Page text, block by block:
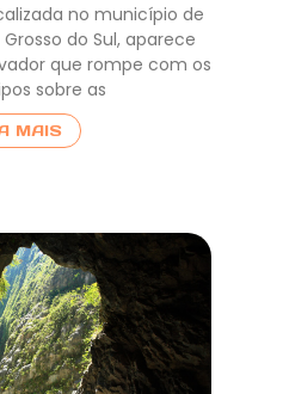
no município de
do Sul, aparece
que rompe com os
sobre as
MAIS